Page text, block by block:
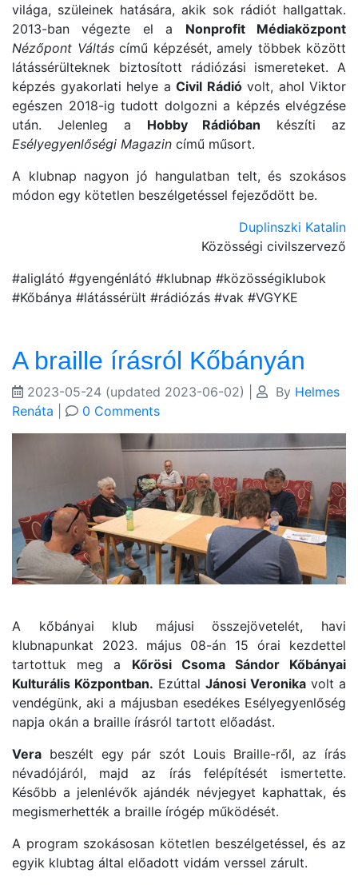
világa, szüleinek hatására, akik sok rádiót hallgattak.
2013-ban végezte el a Nonprofit Médiaközpont
Nézőpont Váltáscímű képzését, amely többek között
látássérülteknek biztosított rádiózási ismereteket. A
képzés gyakorlati helye a Civil Rádióvolt, ahol Viktor
egészen 2018-ig tudott dolgozni a képzés elvégzése
után. Jelenleg a Hobby Rádióban készíti az
Esélyegyenlőségi Magazin című műsort.
A klubnap nagyon jó hangulatban telt, és szokásos
módon egy kötetlen beszélgetéssel fejeződött be.
Duplinszki Katalin
Közösségi civilszervező
#aliglátó #gyengénlátó #klubnap #közösségiklubok
#Kőbánya #látássérült #rádiózás #vak #VGYKE
A braille írásról Kőbányán
2023-05-24 (updated 2023-06-02) By Helmes
Renáta
0 Comments
A kőbányai klub májusi összejövetelét, havi
klubnapunkat 2023. május 08-án 15 órai kezdettel
tartottuk meg a Kőrösi Csoma Sándor Kőbányai
Kulturális Központban. Ezúttal Jánosi Veronika volt a
vendégünk, aki a májusban esedékes Esélyegyenlőség
napja okán a braille írásról tartott előadást.
Vera beszélt egy pár szót Louis Braille-ről, az írás
névadójáról, majd az írás felépítését ismertette.
Később a jelenlévők ajándék névjegyet kaphattak, és
megismerhették a braille írógép működését.
A program szokásosan kötetlen beszélgetéssel, és az
egyik klubtag által előadott vidám verssel zárult.